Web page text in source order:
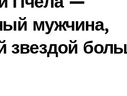
мужчина,
звездой